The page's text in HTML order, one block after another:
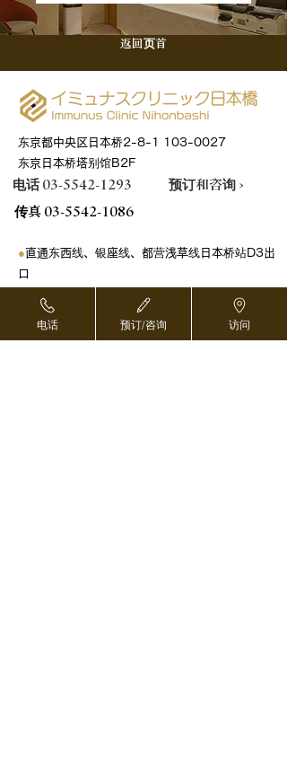
返回页首
东京都中央区日本桥2-8-1
103-0027
东京日本桥塔别馆B2F
电话 03-5542-1293
预订和咨询 ›
传真 03-5542-1086
●直通东西线、银座线、都营浅草线日本桥站D3出
口
东京地铁银座线三越前站步行5分钟
电话 预订/咨询 访问